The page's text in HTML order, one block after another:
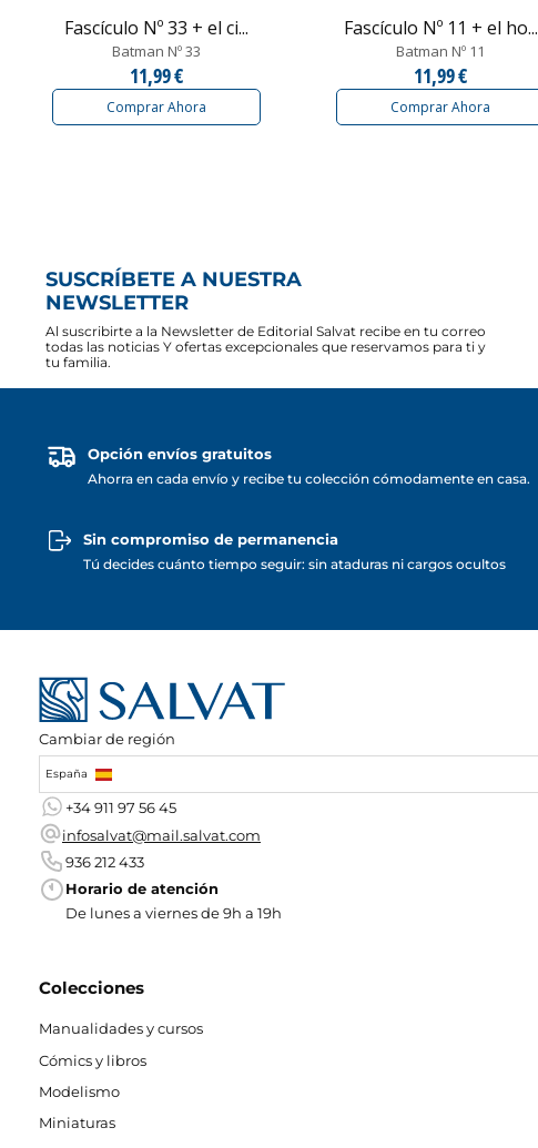
Fascículo Nº 33 + el ci...
Batman Nº 33
11,99 €
Comprar Ahora
Fascículo Nº 11 + el ho...
Batman Nº 11
11,99 €
Comprar Ahora
SUSCRÍBETE A NUESTRA
NEWSLETTER
Al suscribirte a la Newsletter de Editorial Salvat recibe en tu correo
todas las noticias Y ofertas excepcionales que reservamos para ti y
tu familia.
Opción envíos gratuitos
Ahorra en cada envío y recibe tu colección cómodamente en casa.
Sin compromiso de permanencia
Tú decides cuánto tiempo seguir: sin ataduras ni cargos ocultos
Cambiar de región
España
+34 911 97 56 45
infosalvat@mail.salvat.com
936 212 433
Horario de atención
De lunes a viernes de 9h a 19h
Colecciones
Manualidades y cursos
Cómics y libros
Modelismo
Miniaturas